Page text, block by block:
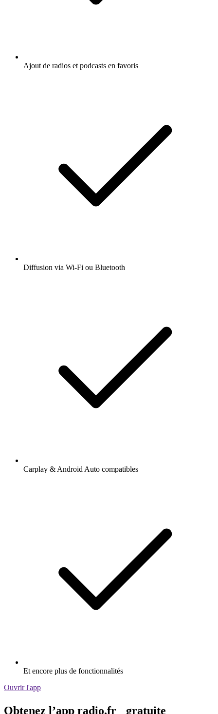
Ajout de radios et podcasts en favoris
Diffusion via Wi-Fi ou Bluetooth
Carplay & Android Auto compatibles
Et encore plus de fonctionnalités
Ouvrir l'app
Obtenez l’app radio.fr gratuite